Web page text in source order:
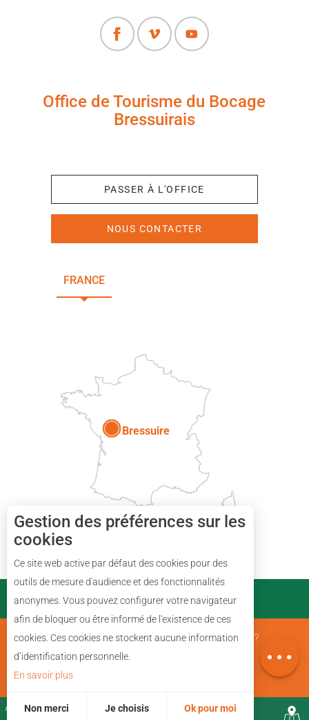
Prestations
Carte
Office de Tourisme du Bocage
Bressuirais
PASSER À L'OFFICE
NOUS CONTACTER
FRANCE
Bressuire
PARTENAIRES
Mentions Légales Qui sommes nous ?
Gestion des préférences sur les
cookies
Ce site web active par défaut des cookies pour des
outils de mesure d'audience et des fonctionnalités
anonymes. Vous pouvez configurer votre navigateur
afin de bloquer ou être informé de l'existence de ces
cookies. Ces cookies ne stockent aucune information
d’identification personnelle.
En savoir plus
Non merci Je choisis Ok pour moi